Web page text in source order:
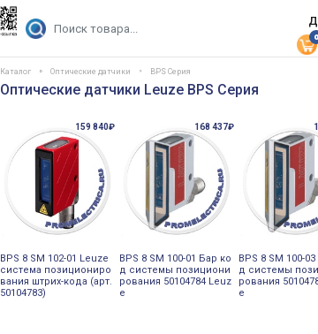
0
Каталог Оптические датчики BPS Серия
Оптические датчики Leuze BPS Серия
159 840₽
BPS 8 SM 102-01 Leuze
система позициониро
вания штрих-кода (арт.
50104783)
168 437₽
BPS 8 SM 100-01 Бар ко
д системы позициони
рования 50104784 Leuz
e
BPS 8 SM 100-
д системы
рования
e